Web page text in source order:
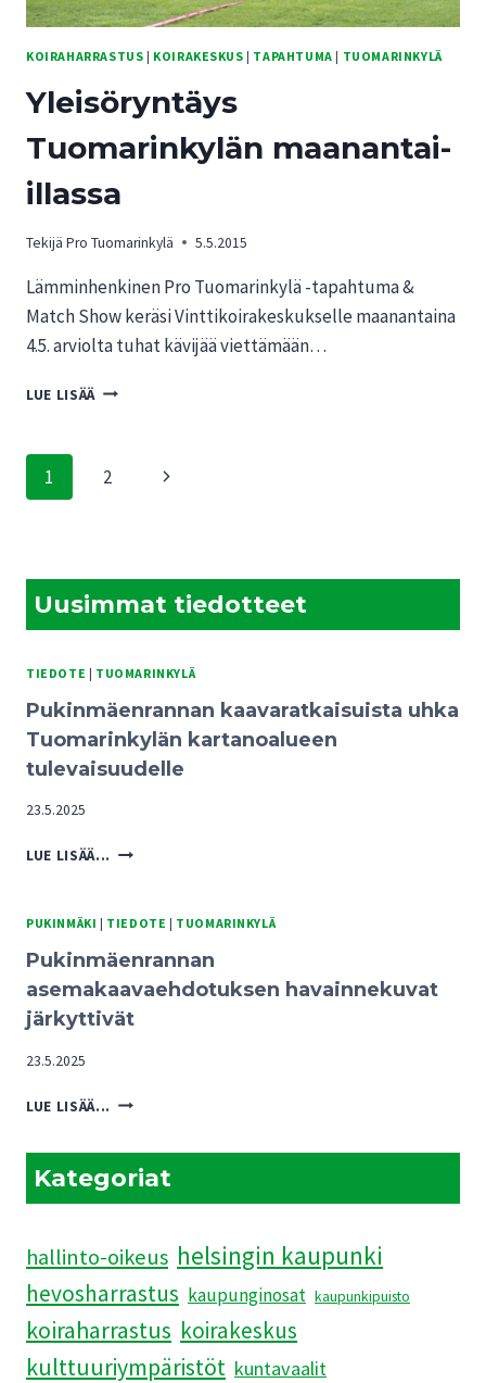
KOIRAHARRASTUS | KOIRAKESKUS | TAPAHTUMA | TUOMARINKYLÄ
Yleisöryntäys
Tuomarinkylän maanantai-
illassa
Tekijä Pro Tuomarinkylä 5.5.2015
Lämminhenkinen Pro Tuomarinkylä -tapahtuma &
Match Show keräsi Vinttikoirakeskukselle maanantaina
4.5. arviolta tuhat kävijää viettämään…
LUE LISÄÄ YLEISÖRYNTÄYS
Sivunavigointi
1 2
Seuraava
Uusimmat tiedotteet
TIEDOTE | TUOMARINKYLÄ
Pukinmäenrannan kaavaratkaisuista uhka
Tuomarinkylän kartanoalueen
tulevaisuudelle
23.5.2025
LUE LISÄÄ... PUKINMÄENRANNAN
TUOMARINKYLÄN
TULEVAISUUDELLE
PUKINMÄKI | TIEDOTE | TUOMARINKYLÄ
Pukinmäenrannan
asemakaavaehdotuksen havainnekuvat
järkyttivät
23.5.2025
LUE LISÄÄ... PUKINMÄENRANNAN
JÄRKYTTIVÄT
Kategoriat
hallinto-oikeus helsingin kaupunki
hevosharrastus kaupunginosat kaupunkipuisto
koiraharrastus koirakeskus
kulttuuriympäristöt kuntavaalit